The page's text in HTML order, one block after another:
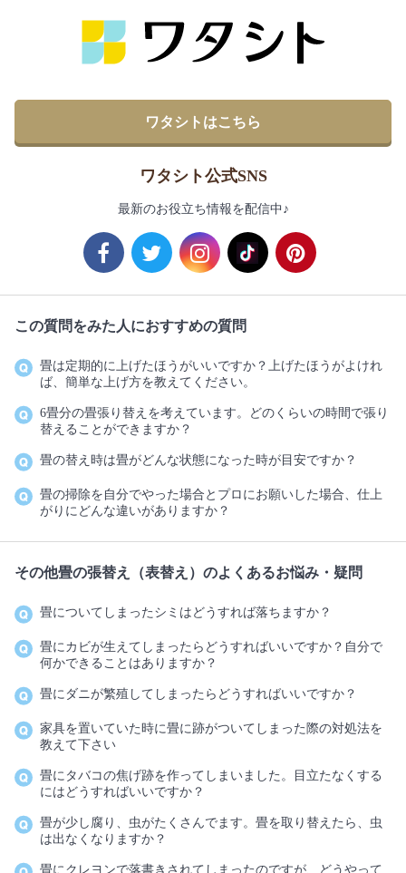
ワタシトはこちら
ワタシト公式SNS
最新のお役立ち情報を配信中♪
この質問をみた人におすすめの質問
畳は定期的に上げたほうがいいですか？上げたほうがよけれ
ば、簡単な上げ方を教えてください。
6畳分の畳張り替えを考えています。どのくらいの時間で張り
替えることができますか？
畳の替え時は畳がどんな状態になった時が目安ですか？
畳の掃除を自分でやった場合とプロにお願いした場合、仕上
がりにどんな違いがありますか？
その他畳の張替え（表替え）のよくあるお悩み・疑問
畳についてしまったシミはどうすれば落ちますか？
畳にカビが生えてしまったらどうすればいいですか？自分で
何かできることはありますか？
畳にダニが繁殖してしまったらどうすればいいですか？
家具を置いていた時に畳に跡がついてしまった際の対処法を
教えて下さい
畳にタバコの焦げ跡を作ってしまいました。目立たなくする
にはどうすればいいですか？
畳が少し腐り、虫がたくさんでます。畳を取り替えたら、虫
は出なくなりますか？
畳にクレヨンで落書きされてしまったのですが、どうやって